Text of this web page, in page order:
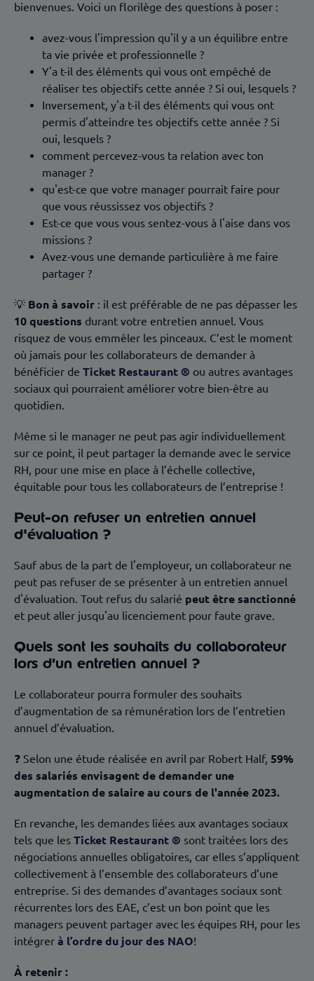
bienvenues. Voici un florilège des questions à poser :
avez-vous l'impression qu'il y a un équilibre entre
ta vie privée et professionnelle ?
Y'a t-il des éléments qui vous ont empêché de
réaliser tes objectifs cette année ? Si oui, lesquels ?
Inversement, y'a t-il des éléments qui vous ont
permis d'atteindre tes objectifs cette année ? Si
oui, lesquels ?
comment percevez-vous ta relation avec ton
manager ?
qu'est-ce que votre manager pourrait faire pour
que vous réussissez vos objectifs ?
Est-ce que vous vous sentez-vous à l'aise dans vos
missions ?
Avez-vous une demande particulière à me faire
partager ?
💡 Bon à savoir : il est préférable de ne pas dépasser les
10 questions durant votre entretien annuel. Vous
risquez de vous emmêler les pinceaux. C’est le moment
où jamais pour les collaborateurs de demander à
bénéficier de Ticket Restaurant ® ou autres avantages
sociaux qui pourraient améliorer votre bien-être au
quotidien.
Même si le manager ne peut pas agir individuellement
sur ce point, il peut partager la demande avec le service
RH, pour une mise en place à l’échelle collective,
équitable pour tous les collaborateurs de l’entreprise !
Peut-on refuser un entretien annuel
d'évaluation ?
Sauf abus de la part de l'employeur, un collaborateur ne
peut pas refuser de se présenter à un entretien annuel
d'évaluation. Tout refus du salarié peut être sanctionné
et peut aller jusqu'au licenciement pour faute grave.
Quels sont les souhaits du collaborateur
lors d’un entretien annuel ?
Le collaborateur pourra formuler des souhaits
d’augmentation de sa rémunération lors de l’entretien
annuel d’évaluation.
❓ Selon une étude réalisée en avril par Robert Half, 59%
des salariés envisagent de demander une
augmentation de salaire au cours de l'année 2023.
En revanche, les demandes liées aux avantages sociaux
tels que les Ticket Restaurant ® sont traitées lors des
négociations annuelles obligatoires, car elles s’appliquent
collectivement à l’ensemble des collaborateurs d’une
entreprise. Si des demandes d’avantages sociaux sont
récurrentes lors des EAE, c’est un bon point que les
managers peuvent partager avec les équipes RH, pour les
intégrer à l’ordre du jour des NAO!
À retenir :